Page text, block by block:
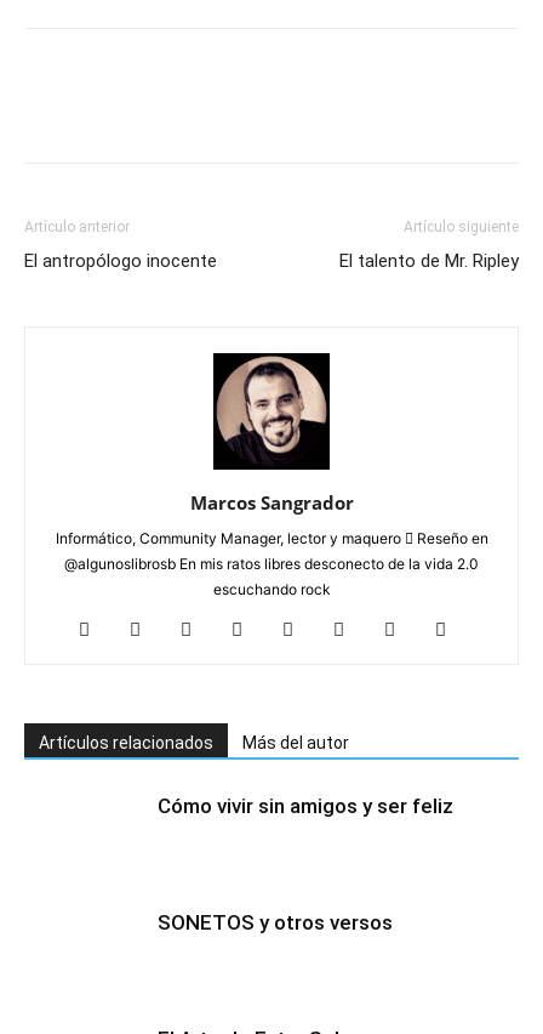
Artículo anterior
El antropólogo inocente
Artículo siguiente
El talento de Mr. Ripley
Marcos Sangrador
Informático, Community Manager, lector y maquero  Reseño en
@algunoslibrosb En mis ratos libres desconecto de la vida 2.0
escuchando rock
Artículos relacionados Más del autor
Cómo vivir sin amigos y ser feliz
SONETOS y otros versos